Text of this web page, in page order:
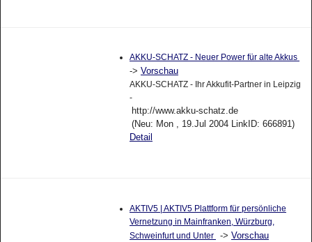
AKKU-SCHATZ - Neuer Power für alte Akkus
-> Vorschau
AKKU-SCHATZ - Ihr Akkufit-Partner in Leipzig
-
http://www.akku-schatz.de
(Neu: Mon , 19.Jul 2004 LinkID: 666891)
Detail
AKTIV5 | AKTIV5 Plattform für persönliche
Vernetzung in Mainfranken, Würzburg,
Schweinfurt und Unter
-> Vorschau